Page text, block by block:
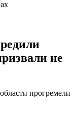
не
прогремели